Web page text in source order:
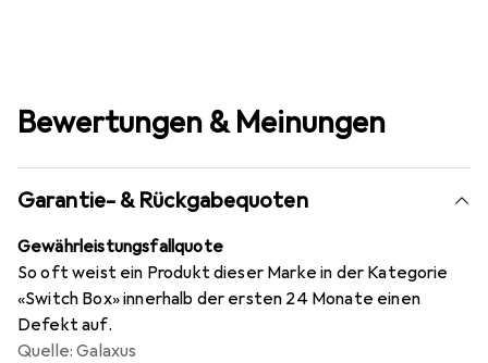
Bewertungen & Meinungen
Garantie- & Rückgabequoten
Gewährleistungsfallquote
So oft weist ein Produkt dieser Marke in der Kategorie
«Switch Box» innerhalb der ersten 24 Monate einen
Defekt auf.
Quelle: Galaxus